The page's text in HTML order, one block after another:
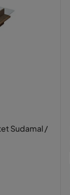
Sudamal /